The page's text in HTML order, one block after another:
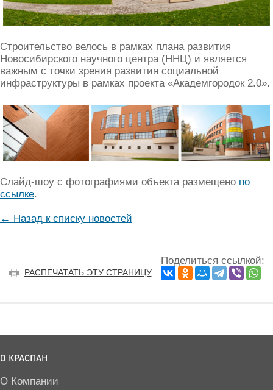
Строительство велось в рамках плана развития
Новосибирского научного центра (ННЦ) и является
важным с точки зрения развития социальной
инфраструктуры в рамках проекта «Академгородок 2.0».
Слайд-шоу с фотографиями объекта размещено по
ссылке.
← Назад к списку новостей
РАСПЕЧАТАТЬ ЭТУ СТРАНИЦУ
Поделиться ссылкой:
О КРАСПАН
О Компании